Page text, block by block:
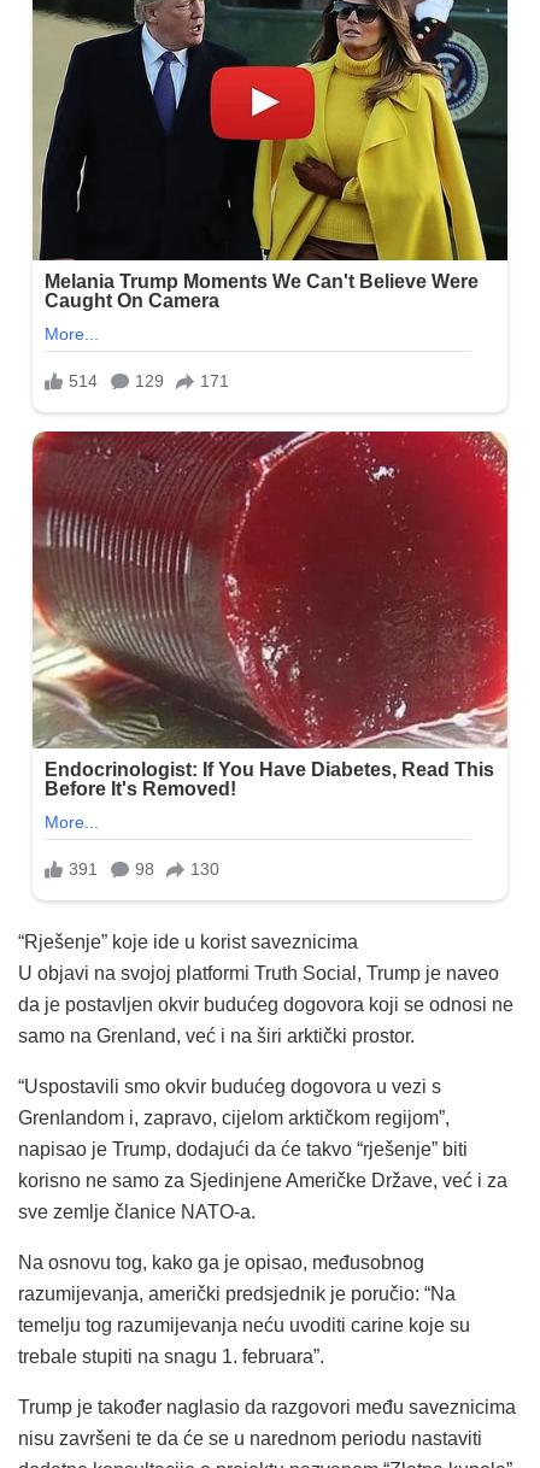
“Rješenje” koje ide u korist saveznicima
U objavi na svojoj platformi Truth Social, Trump je naveo
da je postavljen okvir budućeg dogovora koji se odnosi ne
samo na Grenland, već i na širi arktički prostor.
“Uspostavili smo okvir budućeg dogovora u vezi s
Grenlandom i, zapravo, cijelom arktičkom regijom”,
napisao je Trump, dodajući da će takvo “rješenje” biti
korisno ne samo za Sjedinjene Američke Države, već i za
sve zemlje članice NATO-a.
Na osnovu tog, kako ga je opisao, međusobnog
razumijevanja, američki predsjednik je poručio: “Na
temelju tog razumijevanja neću uvoditi carine koje su
trebale stupiti na snagu 1. februara”.
Trump je također naglasio da razgovori među saveznicima
nisu završeni te da će se u narednom periodu nastaviti